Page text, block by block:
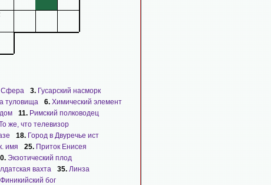
Сфера 3. Гусарский насморк
туловища 6. Химический элемент
11. Римский полководец
же, что телевизор
18. Город в Двуречье ист
имя 25. Приток Енисея
Экзотический плод
вахта 35. Линза
Финикийский бог